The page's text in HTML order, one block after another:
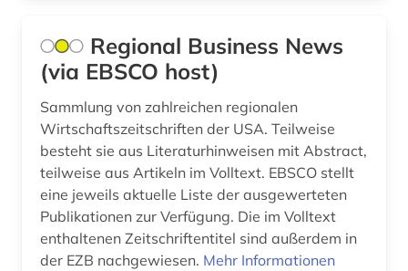
fid benelux (1)
fid darstellende kunst (5)
fid geschichtswissenschaft (5)
fid jüdische studien (1)
fid lateinamerika (3)
fid ost-, ostmittel- und südosteuropa (2)
fid religionswissenschaft (1)
Regional Business News
(via EBSCO host)
Sammlung von zahlreichen regionalen
Wirtschaftszeitschriften der USA. Teilweise
besteht sie aus Literaturhinweisen mit Abstract,
teilweise aus Artikeln im Volltext. EBSCO stellt
eine jeweils aktuelle Liste der ausgewerteten
Publikationen zur Verfügung. Die im Volltext
enthaltenen Zeitschriftentitel sind außerdem in
der EZB nachgewiesen. Mehr Informationen